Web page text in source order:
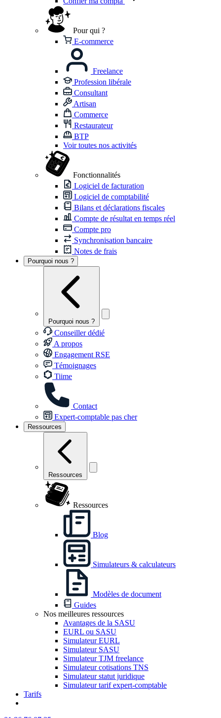
Pour qui ?
E-commerce
Freelance
Profession libérale
Consultant
Artisan
Commerce
Restaurateur
BTP
Voir toutes nos activités
Fonctionnalités
Logiciel de facturation
Logiciel de comptabilité
Bilans et déclarations fiscales
Compte de résultat en temps réel
Compte pro
Synchronisation bancaire
Notes de frais
Pourquoi nous ?
Pourquoi nous ?
Conseiller dédié
A propos
Engagement RSE
Témoignages
Tiime
Contact
Expert-comptable pas cher
Ressources
Ressources
Ressources
Blog
Simulateurs & calculateurs
Modèles de document
Guides
Nos meilleures ressources
Avantages de la SASU
EURL ou SASU
Simulateur EURL
Simulateur SASU
Simulateur TJM freelance
Simulateur cotisations TNS
Simulateur statut juridique
Simulateur tarif expert-comptable
Tarifs